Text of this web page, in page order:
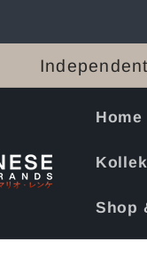
Home
Shop